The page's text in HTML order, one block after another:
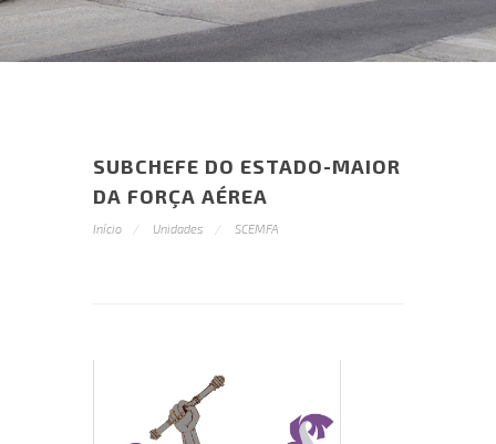
SUBCHEFE DO ESTADO-MAIOR
DA FORÇA AÉREA
Início Unidades SCEMFA